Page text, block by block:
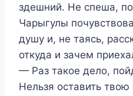
здешний. Не спеша,
Чарыгулы
душу и, не таясь,
откуда и зачем
— Раз такое дело,
Нельзя оставить твою